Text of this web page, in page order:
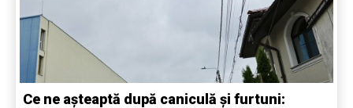
Ce ne așteaptă după caniculă și furtuni: